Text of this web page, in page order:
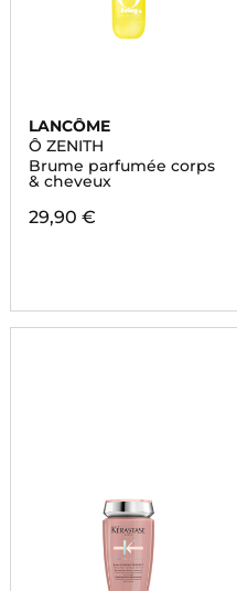
LANCÔME
Ô ZENITH
Brume parfumée corps
& cheveux
29,90 €